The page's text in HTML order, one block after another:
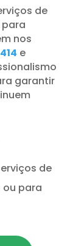
de
para
nos
e
garantir
de
ou para